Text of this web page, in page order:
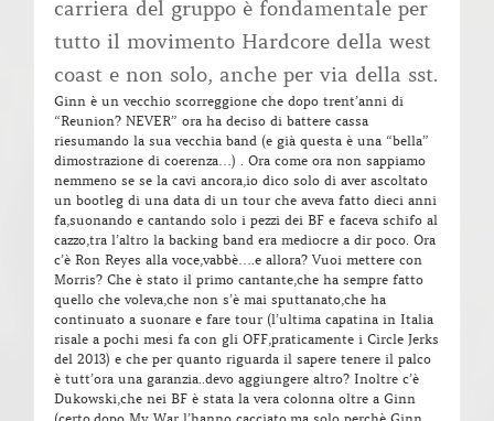
carriera del gruppo è fondamentale per
tutto il movimento Hardcore della west
coast e non solo, anche per via della sst.
Ginn è un vecchio scorreggione che dopo trent’anni di
“Reunion? NEVER” ora ha deciso di battere cassa
riesumando la sua vecchia band (e già questa è una “bella”
dimostrazione di coerenza…) . Ora come ora non sappiamo
nemmeno se se la cavi ancora,io dico solo di aver ascoltato
un bootleg di una data di un tour che aveva fatto dieci anni
fa,suonando e cantando solo i pezzi dei BF e faceva schifo al
cazzo,tra l’altro la backing band era mediocre a dir poco. Ora
c’è Ron Reyes alla voce,vabbè….e allora? Vuoi mettere con
Morris? Che è stato il primo cantante,che ha sempre fatto
quello che voleva,che non s’è mai sputtanato,che ha
continuato a suonare e fare tour (l’ultima capatina in Italia
risale a pochi mesi fa con gli OFF,praticamente i Circle Jerks
del 2013) e che per quanto riguarda il sapere tenere il palco
è tutt’ora una garanzia..devo aggiungere altro? Inoltre c’è
Dukowski,che nei BF è stata la vera colonna oltre a Ginn